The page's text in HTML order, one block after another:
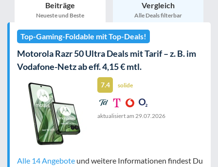
nur 5G-Tarife inkl. Kombi-Tarife
mobile Festnetznummer
Handy-Speicher egal
nur 5G-Handys
Beiträge
Neueste und Beste
Vergleich
Alle Deals filterbar
Top-Gaming-Foldable mit Top-Deals!
Motorola Razr 50 Ultra Deals mit Tarif – z. B. im
Vodafone-Netz ab eff. 4,15 € mtl.
7.4 solide
aktualisiert am 29.07.2026
Alle 14 Angebote und weitere Informationen findest Du